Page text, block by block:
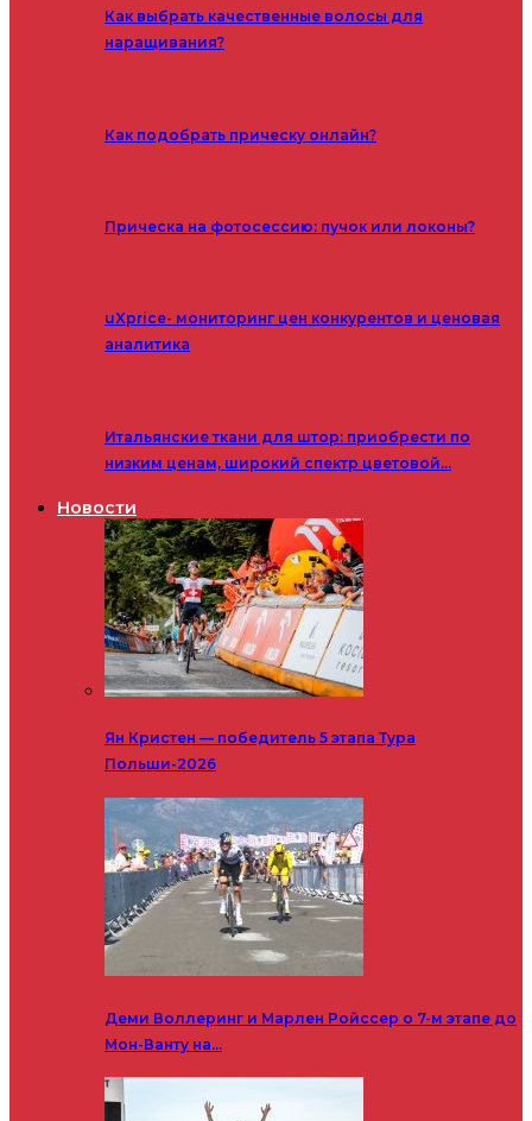
Как выбрать качественные волосы для
наращивания?
Как подобрать прическу онлайн?
Прическа на фотосессию: пучок или локоны?
uXprice- мониторинг цен конкурентов и ценовая
аналитика
Итальянские ткани для штор: приобрести по
низким ценам, широкий спектр цветовой…
Новости
Ян Кристен — победитель 5 этапа Тура
Польши-2026
Деми Воллеринг и Марлен Ройссер о 7-м этапе до
Мон-Ванту на…